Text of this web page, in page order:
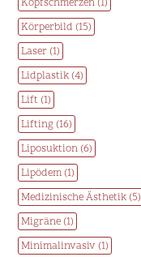
Kopfschmerzen (1)
Körperbild (15)
Laser (1)
Lidplastik (4)
Lift (1)
Lifting (16)
Liposuktion (6)
Lipödem (1)
Medizinische Ästhetik (5)
Migräne (1)
Minimalinvasiv (1)